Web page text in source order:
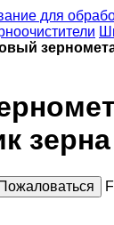
для
Пожаловаться